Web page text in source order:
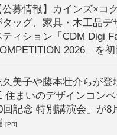
公募情報】カインズ×コ
タッグ、家具・木工品デ
ティション「CDM Digi
2026」を
久美子や藤本壮介らが登
住まいのデザインコン
回記念 特別講演会」が8
[PR]